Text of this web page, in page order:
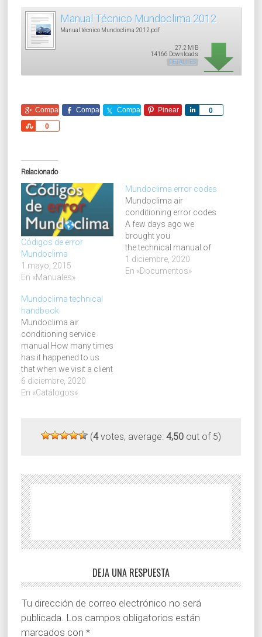
Manual Técnico Mundoclima 2012
Manual técnico Mundoclima 2012.pdf
27.2 MiB
14166 Downloads
DETALLES
Comparte Comparte Comparte Pinear 0
Comparte
0
Comparte
Relacionado
Códigos de error
Mundoclima
1 mayo, 2015
En «Manuales»
Mundoclima error codes
Mundoclima air
conditioning error codes
A few days ago we
brought you
the technical manual of
Mundoclima. It detailed
all the data related to the
1 diciembre, 2020
En «Documentos»
Mundoclima technical
handbook
Mundoclima air
conditioning service
manual How many times
has it happened to us
that when we visit a client
and arrive at his house to
make the repair or
type of error, giving us in
6 diciembre, 2020
En «Catálogos»
(4votes, average: 4,50out of 5)
DEJA UNA RESPUESTA
Tu dirección de correo electrónico no será
publicada. Los campos obligatorios están
marcados con *